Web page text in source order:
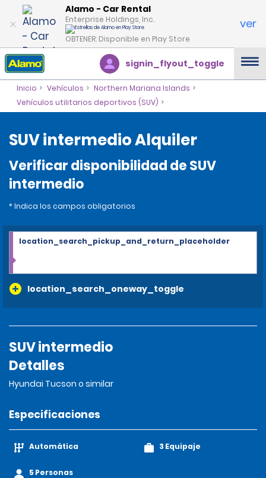
Alamo - Car Rental
Enterprise Holdings, Inc.
OBTENER: Disponible en Play Store
ver
signin_flyout_toggle
Inicio Vehículos
Northern Mariana Islands
Vehículos utilitarios deportivos (SUV)
SUV intermedio Alquiler
Verificar disponibilidad de SUV
intermedio
* Indica los campos obligatorios
location_search_oneway_toggle
location_search_pickup_and_return_placeholder
SUV intermedio
Detalles
Hyundai Tucson o similar
Especificaciones
Automática
5 Personas
3 Equipaje